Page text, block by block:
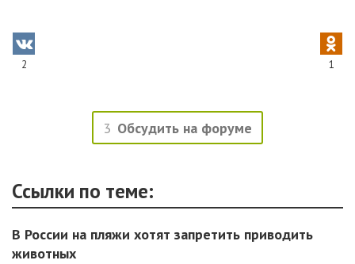
2 1
3 Обсудить на форуме
Ссылки по теме:
В России на пляжи хотят запретить приводить
животных